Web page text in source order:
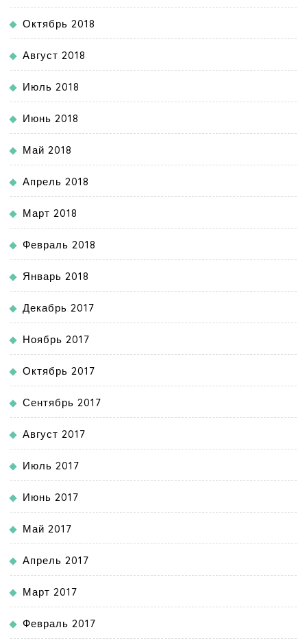
Октябрь 2018
Август 2018
Июль 2018
Июнь 2018
Май 2018
Апрель 2018
Март 2018
Февраль 2018
Январь 2018
Декабрь 2017
Ноябрь 2017
Октябрь 2017
Сентябрь 2017
Август 2017
Июль 2017
Июнь 2017
Май 2017
Апрель 2017
Март 2017
Февраль 2017